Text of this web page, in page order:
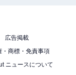
広告掲載
・商標・免責事項
ニュースについて